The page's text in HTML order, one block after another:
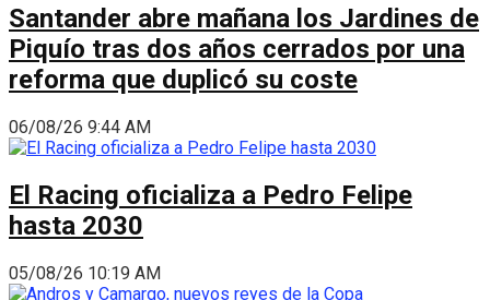
Santander abre mañana los Jardines de
Piquío tras dos años cerrados por una
reforma que duplicó su coste
06/08/26 9:44 AM
El Racing oficializa a Pedro Felipe
hasta 2030
05/08/26 10:19 AM